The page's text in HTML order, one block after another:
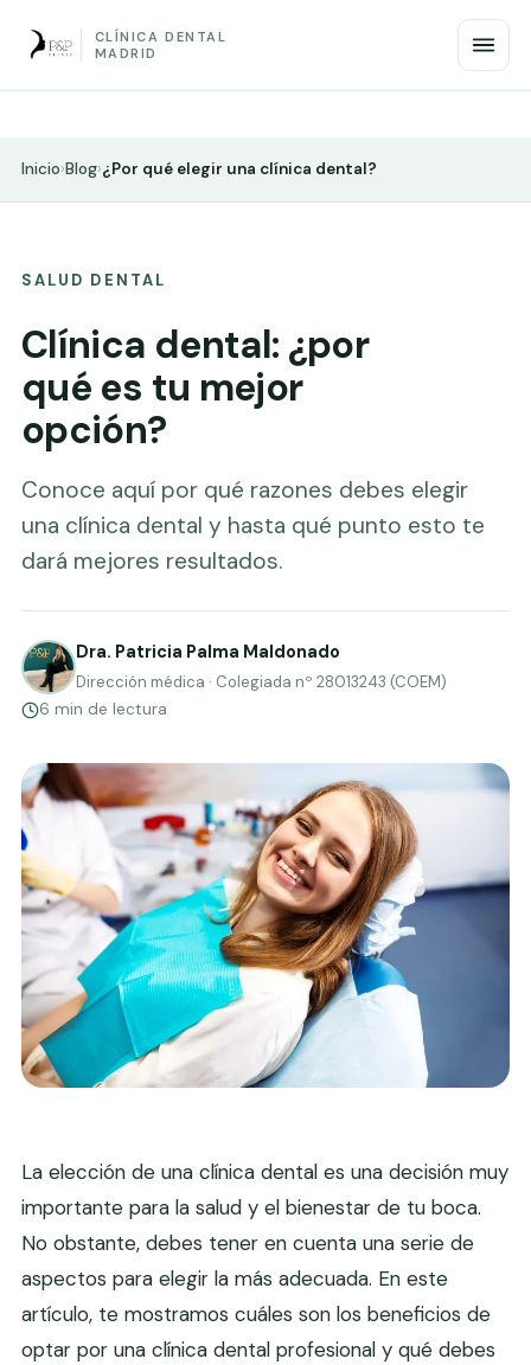
CLÍNICA DENTAL
MADRID
Inicio›Blog›¿Por qué elegir una clínica dental?
SALUD DENTAL
Clínica dental: ¿por
qué es tu mejor
opción?
Conoce aquí por qué razones debes elegir
una clínica dental y hasta qué punto esto te
dará mejores resultados.
Dra. Patricia Palma Maldonado
Dirección médica · Colegiada nº 28013243 (COEM)
6 min de lectura
La elección de una clínica dental es una decisión muy
importante para la salud y el bienestar de tu boca.
No obstante, debes tener en cuenta una serie de
aspectos para elegir la más adecuada. En este
artículo, te mostramos cuáles son los beneficios de
optar por una clínica dental profesional y qué debes